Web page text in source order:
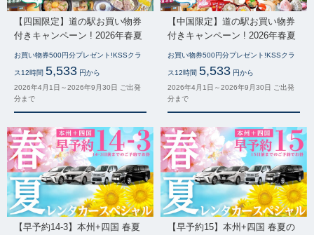
【四国限定】道の駅お買い物券
付きキャンペーン ! 2026年春夏
お買い物券500円分プレゼント!KSSクラ
ス12時間 5,533 円から
2026年4月1日～2026年9月30日 ご出発
分まで
【中国限定】道の駅お買い物券
付きキャンペーン ! 2026年春夏
お買い物券500円分プレゼント!KSSクラ
ス12時間 5,533 円から
2026年4月1日～2026年9月30日 ご出発
分まで
【早予約14-3】本州+四国 春夏
【早予約15】本州+四国 春夏の